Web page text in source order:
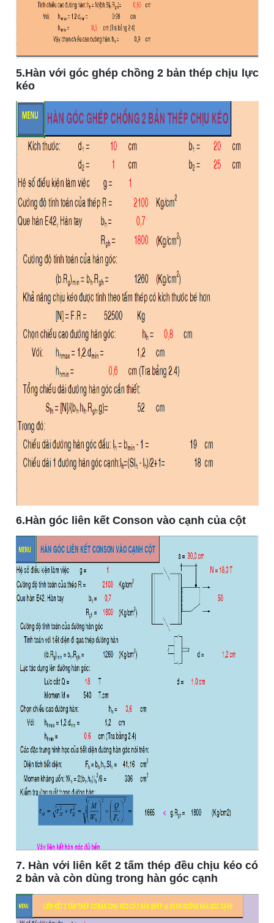
5.Hàn với góc ghép chồng 2 bản thép chịu lực
kéo
6.Hàn góc liên kết Conson vào cạnh của cột
7. Hàn với liên kết 2 tấm thép đều chịu kéo có
2 bản và còn dùng trong hàn góc cạnh